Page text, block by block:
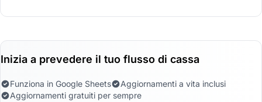
Inizia a prevedere il tuo flusso di cassa
Funziona in Google Sheets
Aggiornamenti a vita inclusi
Aggiornamenti gratuiti per sempre